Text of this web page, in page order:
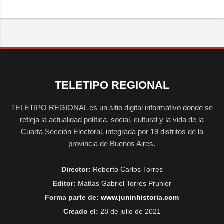
TELETIPO REGIONAL
TELETIPO REGIONAL es un sitio digital informativo donde se
refleja la actualidad política, social, cultural y la vida de la
Cuarta Sección Electoral, integrada por 19 distritos de la
provincia de Buenos Aires.
Director: Roberto Carlos Torres
Editor: Matías Gabriel Torres Prunier
Forma parte de: www.juninhistoria.com
Creado el: 28 de julio de 2021